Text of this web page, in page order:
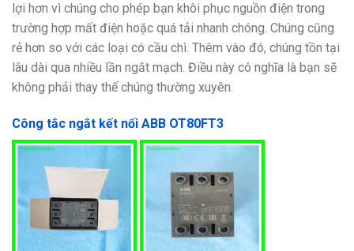
lợi hơn vì chúng cho phép bạn khôi phục nguồn điện trong
trường hợp mất điện hoặc quá tải nhanh chóng. Chúng cũng
rẻ hơn so với các loại có cầu chì. Thêm vào đó, chúng tồn tại
lâu dài qua nhiều lần ngắt mạch. Điều này có nghĩa là bạn sẽ
không phải thay thế chúng thường xuyên.
Công tắc ngắt kết nối ABB OT80FT3